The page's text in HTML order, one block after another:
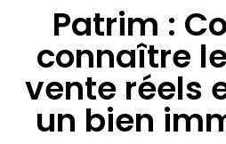
Patrim :
connaître
vente réels
un bien